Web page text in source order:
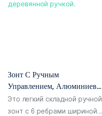
Зонт С Ручным
Управлением, Алюминиевой
Рамой С УФ-Покрытием И
Деревянной Ручкой.
Это легкий складной ручной
зонт с 6 ребрами шириной